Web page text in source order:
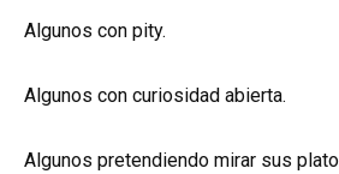
Algunos con pity.
Algunos con curiosidad abierta.
Algunos pretendiendo mirar sus